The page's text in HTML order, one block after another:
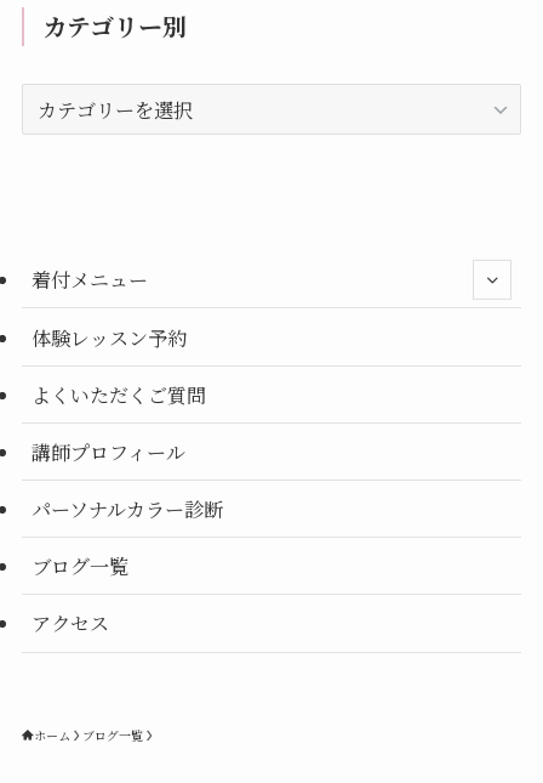
事
カテゴリー別
テ
着付メニュー
体験レッスン予約
よくいただくご質問
講師プロフィール
パーソナルカラー診断
ブログ一覧
アクセス
ホーム ブログ一覧